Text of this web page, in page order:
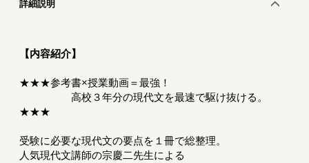
詳細説明
【内容紹介】
★★★参考書×授業動画＝最強！
高校３年分の現代文を最速で駆け抜ける。
★★★
受験に必要な現代文の要点を１冊で総整理。
人気現代文講師の宗慶二先生による